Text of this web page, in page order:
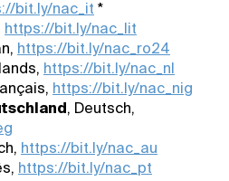
bit.ly/nac_it *
https://bit.ly/nac_lit
https://bit.ly/nac_ro24
https://bit.ly/nac_nl
https://bit.ly/nac_nig
, Deutsch,
https://bit.ly/nac_au
https://bit.ly/nac_pt